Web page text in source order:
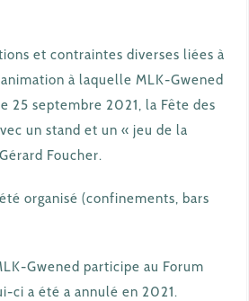
et contraintes diverses liées à
à laquelle MLK-Gwened
25 septembre 2021, la Fête des
un stand et un « jeu de la
Foucher.
organisé (confinements, bars
Gwened participe au Forum
ci a été a annulé en 2021.